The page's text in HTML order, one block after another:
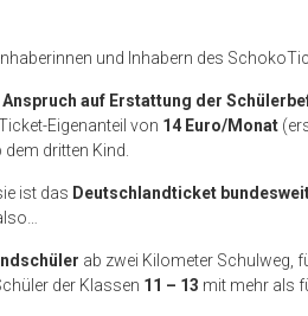
und Inhabern des
Anspruch auf Erstattung der
Eigenanteil von 14 Euro/Monat
dem dritten Kind.
ist das Deutschlandticket
ab zwei Kilometer Schulweg,
der Klassen 11 – 13 mit mehr als